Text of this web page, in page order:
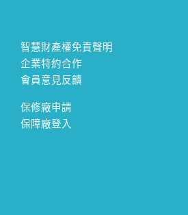
智慧財產權免責聲明
企業特約合作
會員意見反饋
保修廠申請
保障廠登入